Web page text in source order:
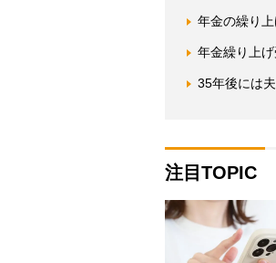
年金の繰り
年金繰り上
35年後には
注目TOPIC